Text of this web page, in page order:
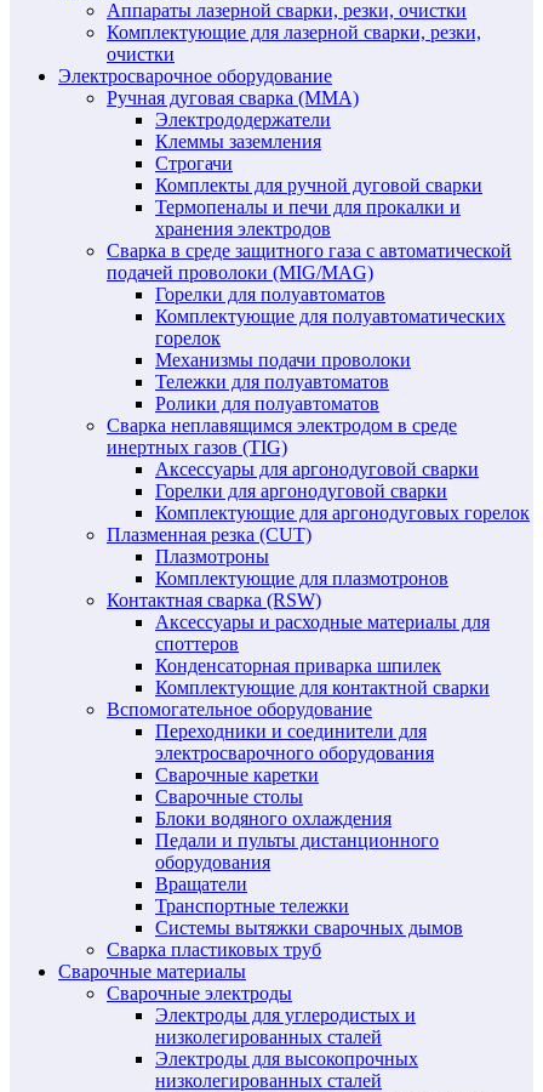
Аппараты лазерной сварки, резки, очистки
Комплектующие для лазерной сварки, резки,
очистки
Электросварочное оборудование
Ручная дуговая сварка (MMA)
Электрододержатели
Клеммы заземления
Строгачи
Комплекты для ручной дуговой сварки
Термопеналы и печи для прокалки и
хранения электродов
Сварка в среде защитного газа с автоматической
подачей проволоки (MIG/MAG)
Горелки для полуавтоматов
Комплектующие для полуавтоматических
горелок
Механизмы подачи проволоки
Тележки для полуавтоматов
Ролики для полуавтоматов
Сварка неплавящимся электродом в среде
инертных газов (TIG)
Аксессуары для аргонодуговой сварки
Горелки для аргонодуговой сварки
Комплектующие для аргонодуговых горелок
Плазменная резка (CUT)
Плазмотроны
Комплектующие для плазмотронов
Контактная сварка (RSW)
Аксессуары и расходные материалы для
споттеров
Конденсаторная приварка шпилек
Комплектующие для контактной сварки
Вспомогательное оборудование
Переходники и соединители для
электросварочного оборудования
Сварочные каретки
Сварочные столы
Блоки водяного охлаждения
Педали и пульты дистанционного
оборудования
Вращатели
Транспортные тележки
Системы вытяжки сварочных дымов
Сварка пластиковых труб
Сварочные материалы
Сварочные электроды
Электроды для углеродистых и
низколегированных сталей
Электроды для высокопрочных
низколегированных сталей